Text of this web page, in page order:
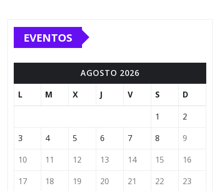
EVENTOS
AGOSTO 2026
L
M X J V S D
1
2
3
4 5 6 7 8
9
10
11 12 13 14 15
16
17
18 19 20 21 22
23